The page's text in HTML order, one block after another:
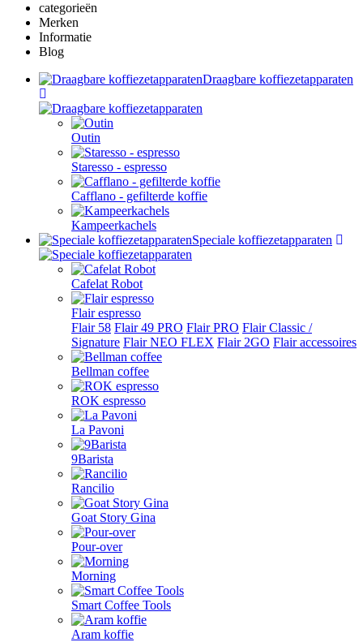
categorieën
Merken
Informatie
Blog
Draagbare koffiezetapparaten
Outin
Staresso - espresso
Cafflano - gefilterde koffie
Kampeerkachels
Speciale koffiezetapparaten
Cafelat Robot
Flair espresso
Flair 58 Flair 49 PRO Flair PRO Flair Classic /
Signature Flair NEO FLEX Flair 2GO Flair accessoires
Bellman coffee
ROK espresso
La Pavoni
9Barista
Rancilio
Goat Story Gina
Pour-over
Morning
Smart Coffee Tools
Aram koffie